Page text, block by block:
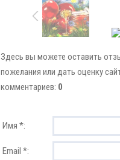
Здесь вы можете оставить
пожелания или дать оценку
комментариев: 0
Имя *:
Email *: